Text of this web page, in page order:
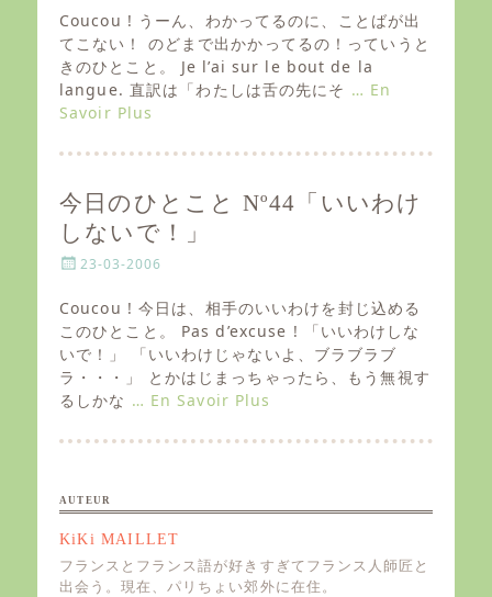
s
e
d
o
n
Coucou ! うーん、わかってるのに、ことばが出
てこない！ のどまで出かかってるの！っていうと
きのひとこと。 Je l’ai sur le bout de la
langue. 直訳は「わたしは舌の先にそ … En
Savoir Plus
今日のひとこと Nº44「いいわけ
しないで！」
P
s
e
d
o
n
23-03-2006
Coucou ! 今日は、相手のいいわけを封じ込める
このひとこと。 Pas d’excuse ! 「いいわけしな
いで！」 「いいわけじゃないよ、ブラブラブ
ラ・・・」 とかはじまっちゃったら、もう無視す
るしかな … En Savoir Plus
AUTEUR
KiKi MAILLET
フランスとフランス語が好きすぎてフランス人師匠と
出会う。現在、パリちょい郊外に在住。